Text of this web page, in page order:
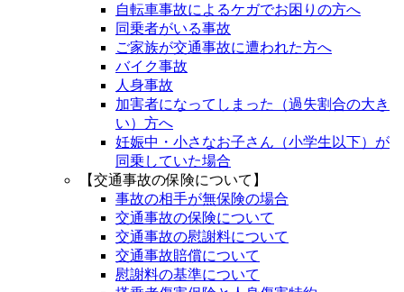
自転車事故によるケガでお困りの方へ
同乗者がいる事故
ご家族が交通事故に遭われた方へ
バイク事故
人身事故
加害者になってしまった（過失割合の大き
い）方へ
妊娠中・小さなお子さん（小学生以下）が
同乗していた場合
【交通事故の保険について】
事故の相手が無保険の場合
交通事故の保険について
交通事故の慰謝料について
交通事故賠償について
慰謝料の基準について